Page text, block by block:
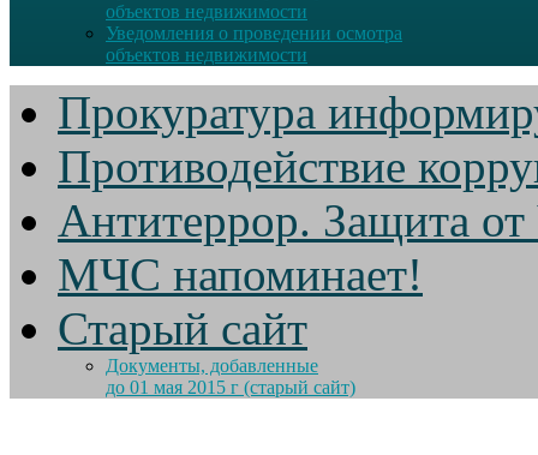
объектов недвижимости
Уведомления о проведении осмотра
объектов недвижимости
Прокуратура
Противодействие
Антитеррор. Защита
МЧС напоминает!
Старый сайт
Документы, добавленные
до 01 мая 2015 г (старый сайт)